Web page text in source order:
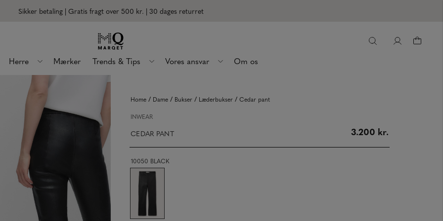
Sikker betaling | Gratis fragt over 500 kr. | 30 dages returret
Herre Mærker Trends & Tips Vores ansvar Om os
Home / Dame / Bukser / Læderbukser / Cedar pant
INWEAR
CEDAR PANT 3.200 kr.
10050 BLACK